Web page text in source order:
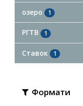
озеро 1
РГТВ 1
Ставок 1
Формати